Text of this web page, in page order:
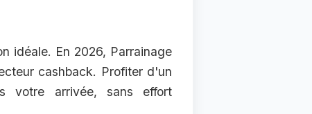
idéale. En 2026, Parrainage
cashback. Profiter d'un
votre arrivée, sans effort